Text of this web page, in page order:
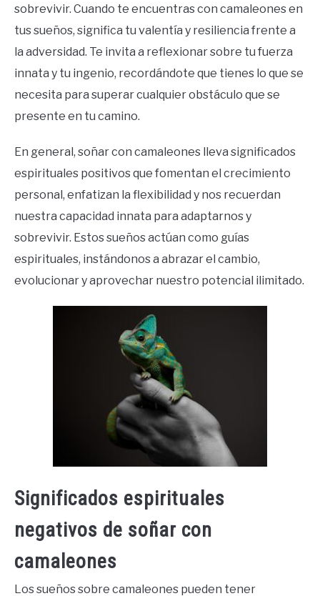
sobrevivir. Cuando te encuentras con camaleones en
tus sueños, significa tu valentía y resiliencia frente a
la adversidad. Te invita a reflexionar sobre tu fuerza
innata y tu ingenio, recordándote que tienes lo que se
necesita para superar cualquier obstáculo que se
presente en tu camino.
En general, soñar con camaleones lleva significados
espirituales positivos que fomentan el crecimiento
personal, enfatizan la flexibilidad y nos recuerdan
nuestra capacidad innata para adaptarnos y
sobrevivir. Estos sueños actúan como guías
espirituales, instándonos a abrazar el cambio,
evolucionar y aprovechar nuestro potencial ilimitado.
Significados espirituales
negativos de soñar con
camaleones
Los sueños sobre camaleones pueden tener